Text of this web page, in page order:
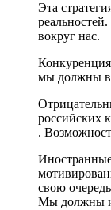
Эта
вокруг нас.
мы должны в
российских
.
свою
Мы должны